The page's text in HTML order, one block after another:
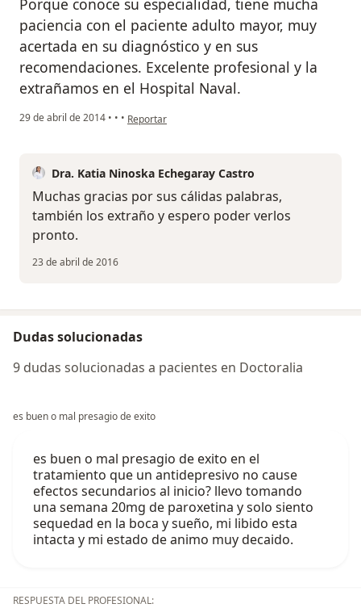
paciencia con el paciente adulto mayor, muy
acertada en su diagnóstico y en sus
recomendaciones. Excelente profesional y la
extrañamos en el Hospital Naval.
29 de abril de 2014 • • • en opinión del usuario paciente anónimo
Reportar
Dra. Katia Ninoska Echegaray Castro
Muchas gracias por sus cálidas palabras,
también los extraño y espero poder verlos
pronto.
23 de abril de 2016
Dudas solucionadas
9 dudas solucionadas a pacientes en Doctoralia
es buen o mal presagio de exito
es buen o mal presagio de exito en el
tratamiento que un antidepresivo no cause
efectos secundarios al inicio? llevo tomando
una semana 20mg de paroxetina y solo siento
sequedad en la boca y sueño, mi libido esta
intacta y mi estado de animo muy decaido.
RESPUESTA DEL PROFESIONAL: